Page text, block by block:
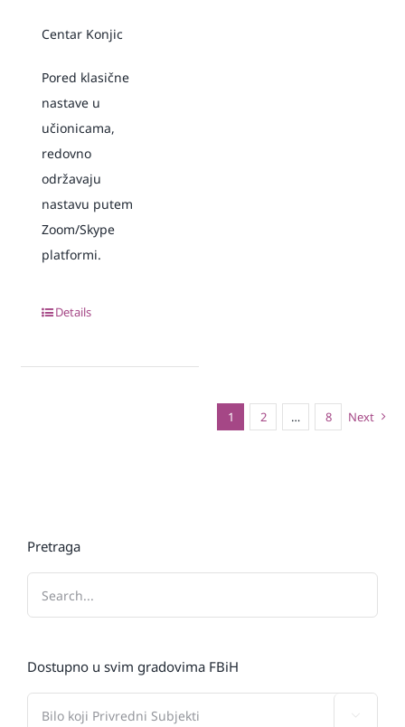
Centar Konjic
Pored klasične
nastave u
učionicama,
redovno
održavaju
nastavu putem
Zoom/Skype
platformi.
Details
1 2 … 8 Next
Pretraga
Dostupno u svim gradovima FBiH